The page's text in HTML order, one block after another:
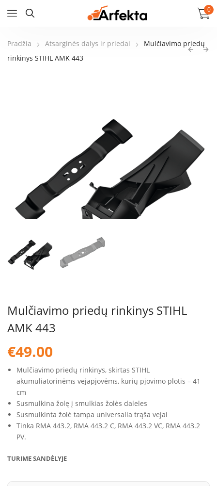
0
Pradžia Atsarginės dalys ir priedai
Mulčiavimo priedų
rinkinys STIHL AMK 443
Mulčiavimo priedų rinkinys STIHL
AMK 443
€49.00
Mulčiavimo priedų rinkinys, skirtas STIHL
akumuliatorinėms vejapjovėms, kurių pjovimo plotis – 41
cm
Susmulkina žolę į smulkias žolės daleles
Susmulkinta žolė tampa universalia trąša vejai
Tinka RMA 443.2, RMA 443.2 C, RMA 443.2 VC, RMA 443.2
PV.
TURIME SANDĖLYJE